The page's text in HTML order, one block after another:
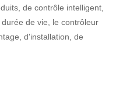
de contrôle intelligent,
de vie, le contrôleur
d'installation, de